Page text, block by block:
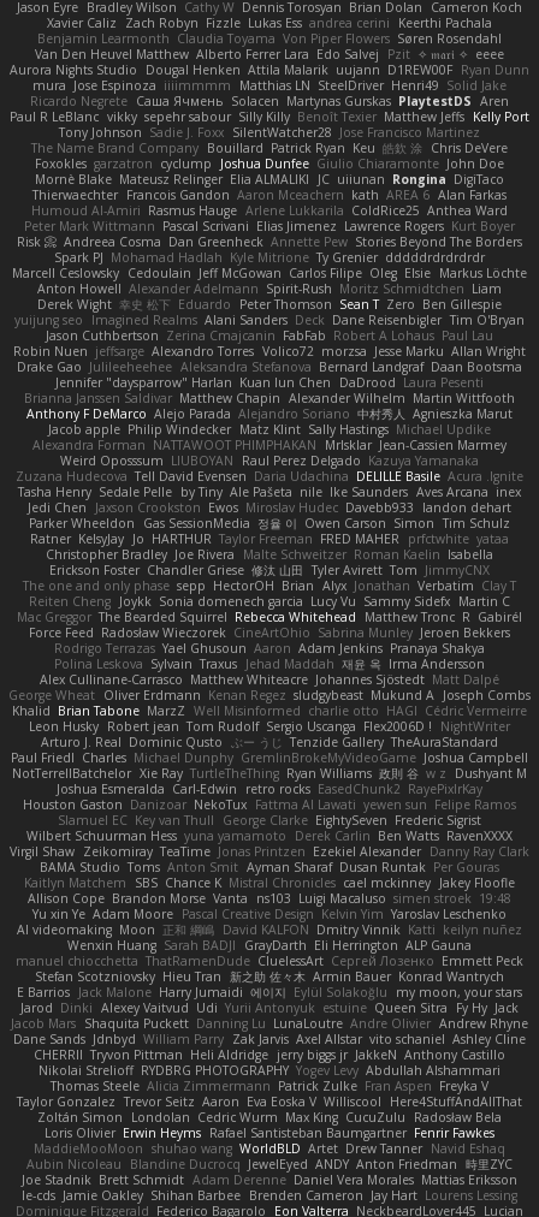
Jason Eyre Bradley Wilson Cathy W Dennis Torosyan Brian Dolan
Cameron Koch
Xavier Caliz
Zach Robyn Fizzle Lukas Ess andrea cerini
Keerthi Pachala
Benjamin Learmonth Claudia Toyama Von Piper Flowers Søren Rosendahl
Van Den Heuvel Matthew Alberto Ferrer Lara Edo Salvej Pzit ✧ 𝔪𝔞𝔯𝔦 ✧ eeee
Aurora Nights Studio
Dougal Henken Attila Malarik uujann D1REW00F Ryan Dunn
mura Jose Espinoza iiiimmmm Matthias LN SteelDriver Henri49 Solid Jake
Ricardo Negrete Саша Ячмень Solacen Martynas Gurskas PlaytestDS Aren
Paul R LeBlanc vikky sepehr sabour Silly Killy Benoît Texier Matthew Jeffs Kelly Port
Tony Johnson Sadie J. Foxx SilentWatcher28 Jose Francisco Martinez
The Name Brand Company Bouillard Patrick Ryan Keu 皓欽 涂 Chris DeVere
Foxokles garzatron cyclump Joshua Dunfee Giulio Chiaramonte John Doe
Mornè Blake Mateusz Relinger Elia ALMALIKI JC uiiunan Rongina DigiTaco
Thierwaechter Francois Gandon Aaron Mceachern kath AREA 6 Alan Farkas
Humoud Al-Amiri Rasmus Hauge Arlene Lukkarila ColdRice25 Anthea Ward
Peter Mark Wittmann Pascal Scrivani Elias Jimenez Lawrence Rogers Kurt Boyer
Risk 📀 Andreea Cosma Dan Greenheck Annette Pew Stories Beyond The Borders
Spark PJ Mohamad Hadlah Kyle Mitrione Ty Grenier dddddrdrdrdrdr
Marcell Ceslowsky Cedoulain Jeff McGowan Carlos Filipe Oleg Elsie Markus Löchte
Anton Howell Alexander Adelmann Spirit-Rush Moritz Schmidtchen Liam
Derek Wight 幸史 松下 Eduardo Peter Thomson Sean T Zero Ben Gillespie
yuijung seo
Imagined Realms Alani Sanders Deck Dane Reisenbigler Tim O'Bryan
Jason Cuthbertson Zerina Cmajcanin FabFab Robert A Lohaus Paul Lau
Robin Nuen jeffsarge Alexandro Torres Volico72 morzsa Jesse Marku Allan Wright
Drake Gao Julileeheehee Aleksandra Stefanova Bernard Landgraf Daan Bootsma
Jennifer "daysparrow" Harlan Kuan lun Chen DaDrood Laura Pesenti
Brianna Janssen Saldivar Matthew Chapin Alexander Wilhelm Martin Wittfooth
Anthony F DeMarco Alejo Parada Alejandro Soriano 中村秀人
Agnieszka Marut
Jacob apple Philip Windecker Matz Klint Sally Hastings Michael Updike
Alexandra Forman NATTAWOOT PHIMPHAKAN MrIsklar Jean-Cassien Marmey
Weird Oposssum LIUBOYAN Raul Perez Delgado Kazuya Yamanaka
Zuzana Hudecova Tell David Evensen Daria Udachina DELILLE Basile Acura .Ignite
Tasha Henry Sedale Pelle by Tiny Ale Pašeta nile Ike Saunders Aves Arcana inex
Jedi Chen
Jaxson Crookston Ewos Miroslav Hudec Davebb933
landon dehart
Parker Wheeldon
Gas SessionMedia 정율 이 Owen Carson Simon Tim Schulz
Ratner KelsyJay Jo HARTHUR Taylor Freeman FRED MAHER prfctwhite yataa
Christopher Bradley Joe Rivera Malte Schweitzer Roman Kaelin Isabella
Erickson Foster Chandler Griese 修汰 山田 Tyler Avirett Tom JimmyCNX
The one and only phase sepp HectorOH Brian Alyx Jonathan Verbatim Clay T
Reiten Cheng Joykk Sonia domenech garcia Lucy Vu Sammy Sidefx Martin C
Mac Greggor The Bearded Squirrel Rebecca Whitehead Matthew Tronc R Gabirél
Force Feed Radosław Wieczorek CineArtOhio Sabrina Munley Jeroen Bekkers
Rodrigo Terrazas Yael Ghusoun Aaron Adam Jenkins Pranaya Shakya
Polina Leskova Sylvain Traxus Jehad Maddah 재윤 옥 Irma Andersson
Alex Cullinane-Carrasco Matthew Whiteacre Johannes Sjöstedt Matt Dalpé
George Wheat Oliver Erdmann Kenan Regez sludgybeast Mukund A
Joseph Combs
Khalid Brian Tabone MarzZ Well Misinformed charlie otto HAGI Cédric Vermeirre
Leon Husky Robert jean Tom Rudolf Sergio Uscanga Flex2006D !
NightWriter
Arturo J. Real Dominic Qusto ぶー うじ Tenzide Gallery TheAuraStandard
Paul Friedl Charles Michael Dunphy GremlinBrokeMyVideoGame Joshua Campbell
NotTerrellBatchelor Xie Ray TurtleTheThing Ryan Williams 政則 谷 w z
Dushyant M
Joshua Esmeralda Carl-Edwin retro rocks EasedChunk2 RayePixlrKay
Houston Gaston Danizoar NekoTux Fattma Al Lawati yewen sun Felipe Ramos
Slamuel EC Key van Thull George Clarke EightySeven Frederic Sigrist
Wilbert Schuurman Hess yuna yamamoto Derek Carlin Ben Watts RavenXXXX
Virgil Shaw Zeikomiray TeaTime Jonas Printzen Ezekiel Alexander Danny Ray Clark
BAMA Studio Toms Anton Smit Ayman Sharaf Dusan Runtak Per Gouras
Kaitlyn Matchem
SBS Chance K Mistral Chronicles cael mckinney Jakey Floofle
Allison Cope Brandon Morse Vanta ns103 Luigi Macaluso simen stroek 19:48
Yu xin Ye Adam Moore Pascal Creative Design Kelvin Yim Yaroslav Leschenko
AI videomaking Moon 正和 綱嶋 David KALFON Dmitry Vinnik Katti keilyn nuñez
Wenxin Huang Sarah BADJI GrayDarth Eli Herrington ALP Gauna
manuel chiocchetta ThatRamenDude CluelessArt Cергей Лозенко Emmett Peck
Stefan Scotzniovsky Hieu Tran 新之助 佐々木 Armin Bauer Konrad Wantrych
E Barrios Jack Malone Harry Jumaidi 에이지 Eylül Solakoğlu
my moon, your stars
Jarod Dinki Alexey Vaitvud Udi Yurii Antonyuk estuine Queen Sitra Fy Hy Jack
Jacob Mars Shaquita Puckett Danning Lu LunaLoutre Andre Olivier Andrew Rhyne
Dane Sands Jdnbyd William Parry Zak Jarvis Axel Allstar vito schaniel Ashley Cline
CHERRII Tryvon Pittman Heli Aldridge jerry biggs jr JakkeN Anthony Castillo
Nikolai Strelioff RYDBRG PHOTOGRAPHY Yogev Levy Abdullah Alshammari
Thomas Steele Alicia Zimmermann Patrick Zulke Fran Aspen Freyka V
Taylor Gonzalez Trevor Seitz Aaron Eva Eoska V Williscool
Here4StuffAndAllThat
Zoltán Simon
Londolan Cedric Wurm Max King CucuZulu
Radosław Bela
Loris Olivier Erwin Heyms Rafael Santisteban Baumgartner Fenrir Fawkes
MaddieMooMoon shuhao wang WorldBLD Artet Drew Tanner Navid Eshaq
Aubin Nicoleau
Blandine Ducrocq JewelEyed ANDY Anton Friedman 時里ZYC
Joe Stadnik Brett Schmidt Adam Derenne Daniel Vera Morales Mattias Eriksson
le-cds Jamie Oakley Shihan Barbee Brenden Cameron Jay Hart Lourens Lessing
Dominique Fitzgerald Federico Bagarolo Eon Valterra NeckbeardLover445 Lucian